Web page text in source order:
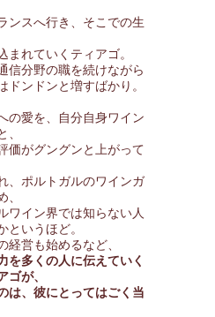
ンスへ行き、そこでの生
まれていくティアゴ。
信分野の職を続けながら
ドンドンと増すばかり。
の愛を、自分自身ワイン
、
価がグングンと上がって
、ポルトガルのワインガ
、
ワイン界では知らない人
というほど。
経営も始めるなど、
を多くの人に伝えていく
ゴが、
は、彼にとってはごく当